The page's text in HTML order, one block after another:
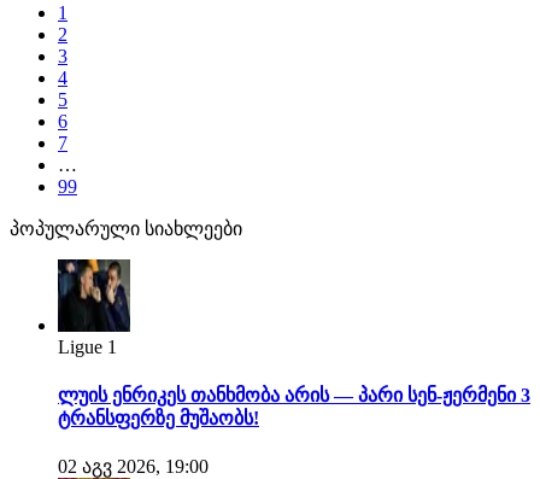
"როსონერი" ჩაიბარა, პორტუგალიელმა სპეციალისტმა
ხორვა…
1
2
3
4
5
6
7
…
99
პოპულარული სიახლეები
Ligue 1
ლუის ენრიკეს თანხმობა არის — პარი სენ-ჟერმენი 3
ტრანსფერზე მუშაობს!
02 აგვ 2026, 19:00